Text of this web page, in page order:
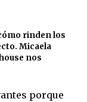
rinden los
Micaela
nos
porque